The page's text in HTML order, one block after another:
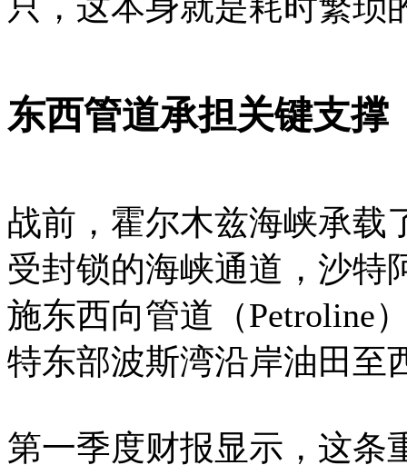
东西管道承担关键支撑
战前，霍尔木兹海峡承载
受封锁的海峡通道，沙特
施东西向管道（Petroline
特东部波斯湾沿岸油田至
第一季度财报显示，这条